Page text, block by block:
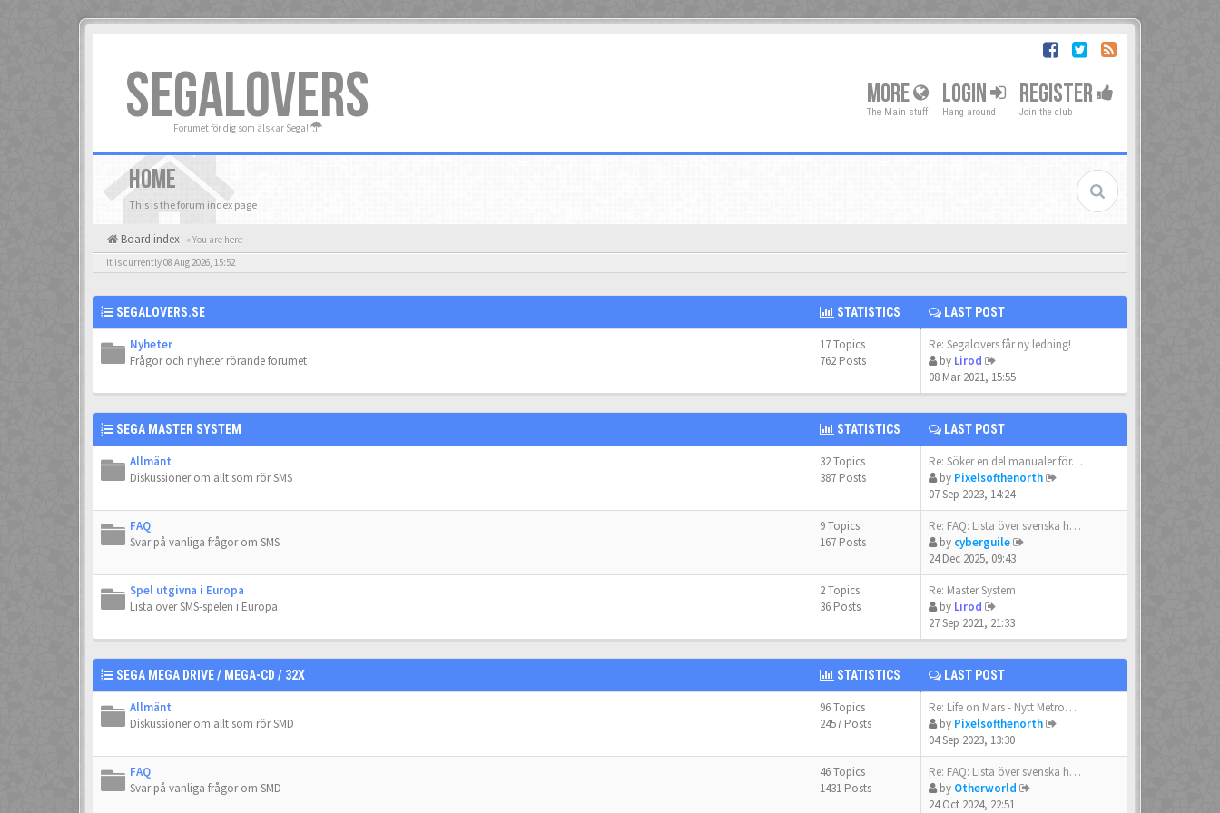
SEGALOVERS
Forumet för dig som älskar Sega!
MORE
The Main stuff
LOGIN
Hang around
REGISTER
Join the club
HOME
This is the forum index page
Board index « You are here
It is currently 08 Aug 2026, 15:52
SEGALOVERS.SE STATISTICS LAST POST
Nyheter
Frågor och nyheter rörande forumet
17 Topics
762 Posts
Re: Segalovers får ny ledning!
by Lirod
08 Mar 2021, 15:55
SEGA MASTER SYSTEM STATISTICS LAST POST
Allmänt
Diskussioner om allt som rör SMS
32 Topics
387 Posts
Re: Söker en del manualer för…
by Pixelsofthenorth
07 Sep 2023, 14:24
FAQ
Svar på vanliga frågor om SMS
9 Topics
167 Posts
Re: FAQ: Lista över svenska h…
by cyberguile
24 Dec 2025, 09:43
Spel utgivna i Europa
Lista över SMS-spelen i Europa
2 Topics
36 Posts
Re: Master System
by Lirod
27 Sep 2021, 21:33
SEGA MEGA DRIVE / MEGA-CD / 32X STATISTICS LAST POST
Allmänt
Diskussioner om allt som rör SMD
96 Topics
2457 Posts
Re: Life on Mars - Nytt Metro…
by Pixelsofthenorth
04 Sep 2023, 13:30
FAQ
Svar på vanliga frågor om SMD
46 Topics
1431 Posts
Re: FAQ: Lista över svenska h…
by Otherworld
24 Oct 2024, 22:51